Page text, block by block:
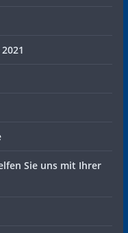
Sie uns mit Ihrer